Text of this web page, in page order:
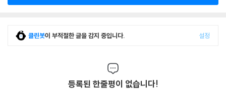
클린봇이 부적절한 글을 감지 중입니다. 설정
등록된 한줄평이 없습니다!